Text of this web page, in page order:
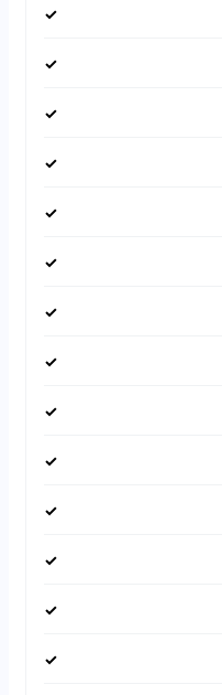
✓
✓
✓
✓
✓
✓
✓
✓
✓
✓
✓
✓
✓
✓